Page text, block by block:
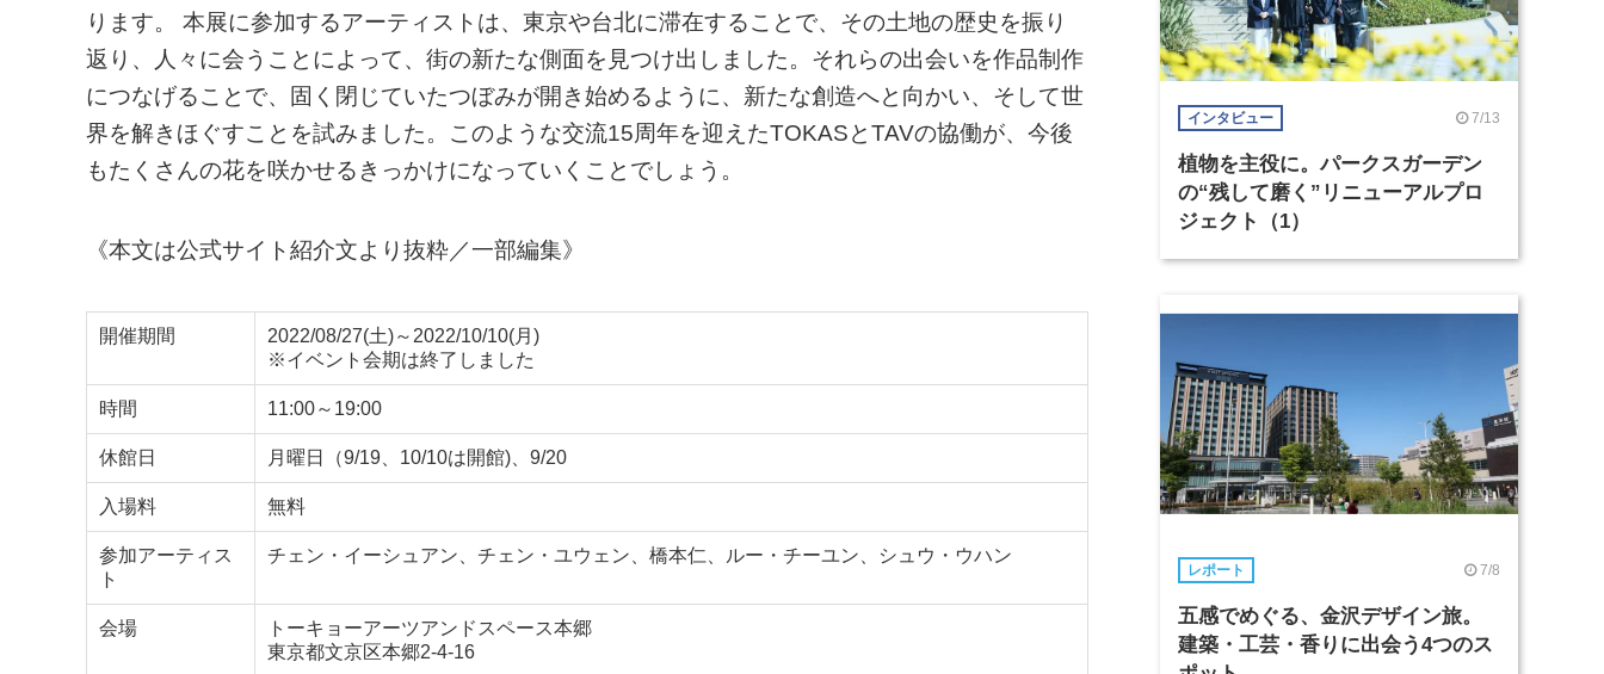
ります。 本展に参加するアーティストは、東京や台北に滞在することで、その土地の歴史を振り
返り、人々に会うことによって、街の新たな側面を見つけ出しました。それらの出会いを作品制作
につなげることで、固く閉じていたつぼみが開き始めるように、新たな創造へと向かい、そして世
界を解きほぐすことを試みました。このような交流15周年を迎えたTOKASとTAVの協働が、今後
もたくさんの花を咲かせるきっかけになっていくことでしょう。
《本文は公式サイト紹介文より抜粋／一部編集》
開催期間
2022/08/27(土)～2022/10/10(月)
※イベント会期は終了しました
時間 11:00～19:00
休館日 月曜日（9/19、10/10は開館)、9/20
入場料 無料
参加アーティス
ト
チェン・イーシュアン、チェン・ユウェン、橋本仁、ルー・チーユン、シュウ・ウハン
会場
トーキョーアーツアンドスペース本郷
東京都文京区本郷2-4-16
インタビュー 7/13
植物を主役に。パークスガーデン
の“残して磨く”リニューアルプロ
ジェクト（1）
レポート 7/8
五感でめぐる、金沢デザイン旅。
建築・工芸・香りに出会う4つのス